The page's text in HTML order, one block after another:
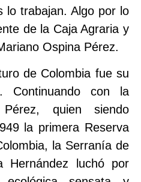
lo trabajan. Algo por lo
de la Caja Agraria y
Ospina Pérez.
de Colombia fue su
Continuando con la
quien siendo
la primera Reserva
la Serranía de
Hernández luchó por